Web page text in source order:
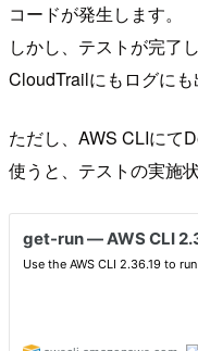
コードが発生します。
しかし、テストが完了
CloudTrailにもログにも
ただし、AWS CLIにて
使うと、テストの実施